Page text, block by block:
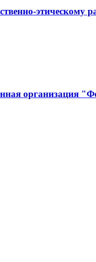
организация